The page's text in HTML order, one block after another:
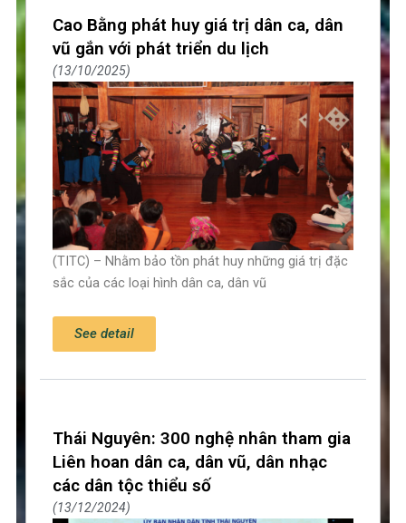
Cao Bằng phát huy giá trị dân ca, dân
vũ gắn với phát triển du lịch
13/10/2025
(TITC) – Nhằm bảo tồn phát huy những giá trị đặc
sắc của các loại hình dân ca, dân vũ
See detail
Thái Nguyên: 300 nghệ nhân tham gia
Liên hoan dân ca, dân vũ, dân nhạc
các dân tộc thiểu số
13/12/2024